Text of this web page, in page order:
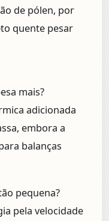
de pólen, por
quente pesar
mais?
adicionada
embora a
balanças
pequena?
pela velocidade